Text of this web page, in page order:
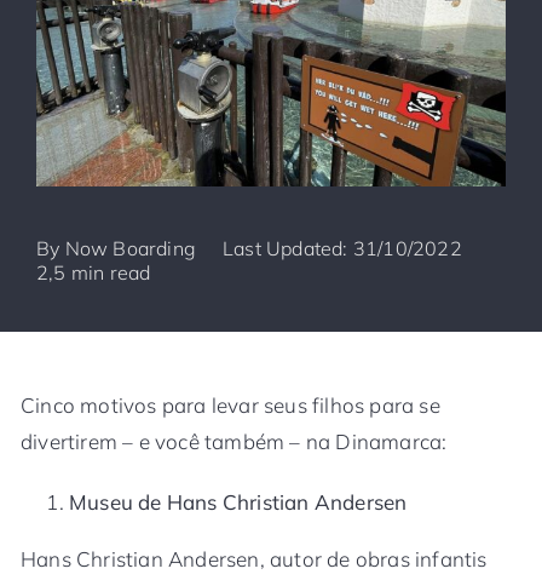
By Now Boarding
Last Updated: 31/10/2022
2,5 min read
Cinco motivos para levar seus filhos para se
divertirem – e você também – na Dinamarca:
Museu de Hans Christian Andersen
Hans Christian Andersen, autor de obras infantis